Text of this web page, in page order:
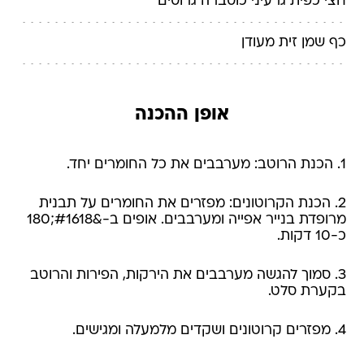
כף שמן זית מעודן
אופן ההכנה
1. הכנת הרוטב: מערבבים את כל החומרים יחד.
2. הכנת הקרוטונים: מפזרים את החומרים על תבנית
מרופדת בנייר אפייה ומערבבים. אופים ב-&#1618;180
כ-10 דקות.
3. סמוך להגשה מערבבים את הירקות, הפירות והרוטב
בקערת סלט.
4. מפזרים קרוטונים ושקדים מלמעלה ומגישים.